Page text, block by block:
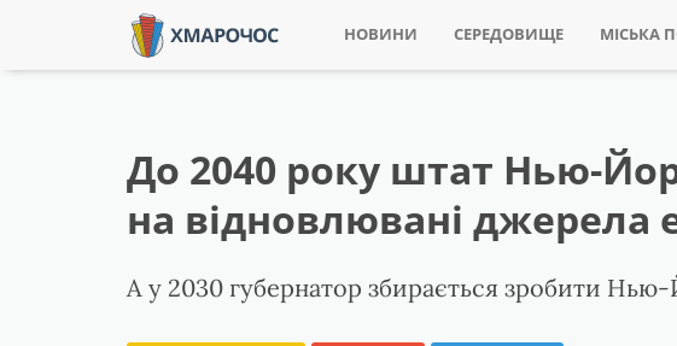
НОВИНИ СЕРЕДОВИЩЕ МІСЬКА
До 2040 року штат Нью-
на відновлювані джерела
А у 2030 губернатор збирається зробити